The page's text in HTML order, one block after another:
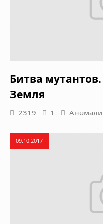
Битва
Земля
2319 1
09.10.2017